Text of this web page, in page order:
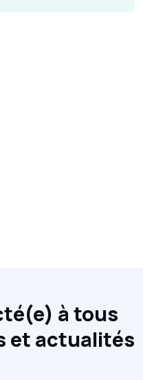
à tous
et actualités